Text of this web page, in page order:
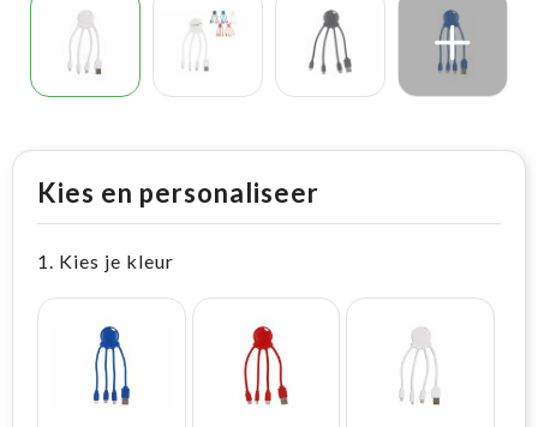
Kies en personaliseer
1. Kies je kleur